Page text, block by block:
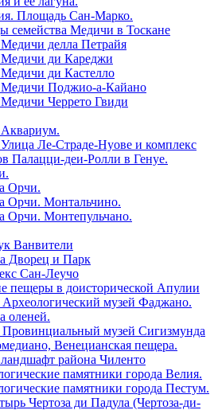
Площадь Сан-Марко.
семейства Медичи в Тоскане
делла Петрайя
ди Кареджи
ди Кастелло
Поджио-а-Кайано
Черрето Гвиди
Аквариум.
Ле-Страде-Нуове и комплекс
Палацци-деи-Ролли в Генуе.
Орчи.
Орчи. Монтальчино.
Орчи. Монтепульчано.
Ванвители
Дворец и Парк
Сан-Леучо
пещеры в доисторической Апулии
Археологический музей Фаджано.
оленей.
Провинциальный музей Сигизмунда
Венецианская пещера.
района Чиленто
памятники города Велия.
памятники города Пестум.
Чертоза ди Падула (Чертоза-ди-